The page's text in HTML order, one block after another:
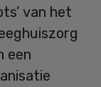
van het
een